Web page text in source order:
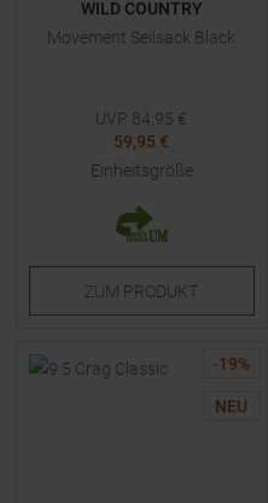
WILD COUNTRY
Movement Seilsack Black
UVP 84,95 €
59,95 €
Einheitsgröße
ZUM PRODUKT
-19%
NEU